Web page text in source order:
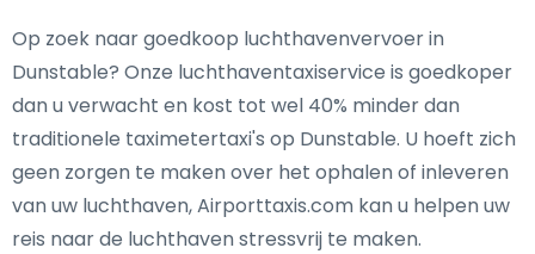
Op zoek naar goedkoop luchthavenvervoer in
Dunstable? Onze luchthaventaxiservice is goedkoper
dan u verwacht en kost tot wel 40% minder dan
traditionele taximetertaxi's op Dunstable. U hoeft zich
geen zorgen te maken over het ophalen of inleveren
van uw luchthaven, Airporttaxis.com kan u helpen uw
reis naar de luchthaven stressvrij te maken.